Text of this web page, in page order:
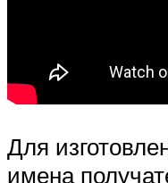
Для
имена